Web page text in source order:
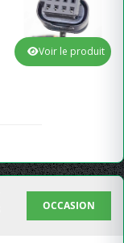
Voir le produit
OCCASION